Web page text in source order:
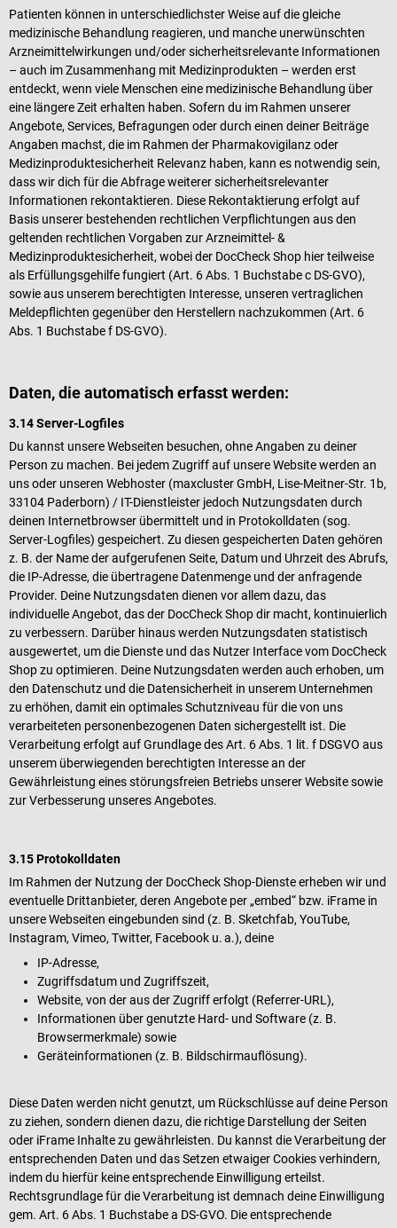
Patienten können in unterschiedlichster Weise auf die gleiche
medizinische Behandlung reagieren, und manche unerwünschten
Arzneimittelwirkungen und/oder sicherheitsrelevante Informationen
– auch im Zusammenhang mit Medizinprodukten – werden erst
entdeckt, wenn viele Menschen eine medizinische Behandlung über
eine längere Zeit erhalten haben. Sofern du im Rahmen unserer
Angebote, Services, Befragungen oder durch einen deiner Beiträge
Angaben machst, die im Rahmen der Pharmakovigilanz oder
Medizinproduktesicherheit Relevanz haben, kann es notwendig sein,
dass wir dich für die Abfrage weiterer sicherheitsrelevanter
Informationen rekontaktieren. Diese Rekontaktierung erfolgt auf
Basis unserer bestehenden rechtlichen Verpflichtungen aus den
geltenden rechtlichen Vorgaben zur Arzneimittel- &
Medizinproduktesicherheit, wobei der DocCheck Shop hier teilweise
als Erfüllungsgehilfe fungiert (Art. 6 Abs. 1 Buchstabe c DS-GVO),
sowie aus unserem berechtigten Interesse, unseren vertraglichen
Meldepflichten gegenüber den Herstellern nachzukommen (Art. 6
Abs. 1 Buchstabe f DS-GVO).
Daten, die automatisch erfasst werden:
3.14 Server-Logfiles
Du kannst unsere Webseiten besuchen, ohne Angaben zu deiner
Person zu machen. Bei jedem Zugriff auf unsere Website werden an
uns oder unseren Webhoster (maxcluster GmbH, Lise-Meitner-Str. 1b,
33104 Paderborn) / IT-Dienstleister jedoch Nutzungsdaten durch
deinen Internetbrowser übermittelt und in Protokolldaten (sog.
Server-Logfiles) gespeichert. Zu diesen gespeicherten Daten gehören
z. B. der Name der aufgerufenen Seite, Datum und Uhrzeit des Abrufs,
die IP-Adresse, die übertragene Datenmenge und der anfragende
Provider. Deine Nutzungsdaten dienen vor allem dazu, das
individuelle Angebot, das der DocCheck Shop dir macht, kontinuierlich
zu verbessern. Darüber hinaus werden Nutzungsdaten statistisch
ausgewertet, um die Dienste und das Nutzer Interface vom DocCheck
Shop zu optimieren. Deine Nutzungsdaten werden auch erhoben, um
den Datenschutz und die Datensicherheit in unserem Unternehmen
zu erhöhen, damit ein optimales Schutzniveau für die von uns
verarbeiteten personenbezogenen Daten sichergestellt ist. Die
Verarbeitung erfolgt auf Grundlage des Art. 6 Abs. 1 lit. f DSGVO aus
unserem überwiegenden berechtigten Interesse an der
Gewährleistung eines störungsfreien Betriebs unserer Website sowie
zur Verbesserung unseres Angebotes.
3.15 Protokolldaten
Im Rahmen der Nutzung der DocCheck Shop-Dienste erheben wir und
eventuelle Drittanbieter, deren Angebote per „embed“ bzw. iFrame in
unsere Webseiten eingebunden sind (z. B. Sketchfab, YouTube,
Instagram, Vimeo, Twitter, Facebook u. a.), deine
IP-Adresse,
Zugriffsdatum und Zugriffszeit,
Website, von der aus der Zugriff erfolgt (Referrer-URL),
Informationen über genutzte Hard- und Software (z. B.
Browsermerkmale) sowie
Geräteinformationen (z. B. Bildschirmauflösung).
Diese Daten werden nicht genutzt, um Rückschlüsse auf deine Person
zu ziehen, sondern dienen dazu, die richtige Darstellung der Seiten
oder iFrame Inhalte zu gewährleisten. Du kannst die Verarbeitung der
entsprechenden Daten und das Setzen etwaiger Cookies verhindern,
indem du hierfür keine entsprechende Einwilligung erteilst.
Rechtsgrundlage für die Verarbeitung ist demnach deine Einwilligung
gem. Art. 6 Abs. 1 Buchstabe a DS-GVO. Die entsprechende